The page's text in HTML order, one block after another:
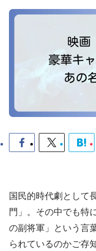
国民的時代劇として
門」。その中でも特
の副将軍」という言
られているのかご存